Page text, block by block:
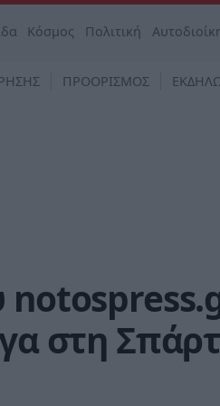
Κόσμος Πολιτική
ΠΡΟΟΡΙΣΜΟΣ
στη